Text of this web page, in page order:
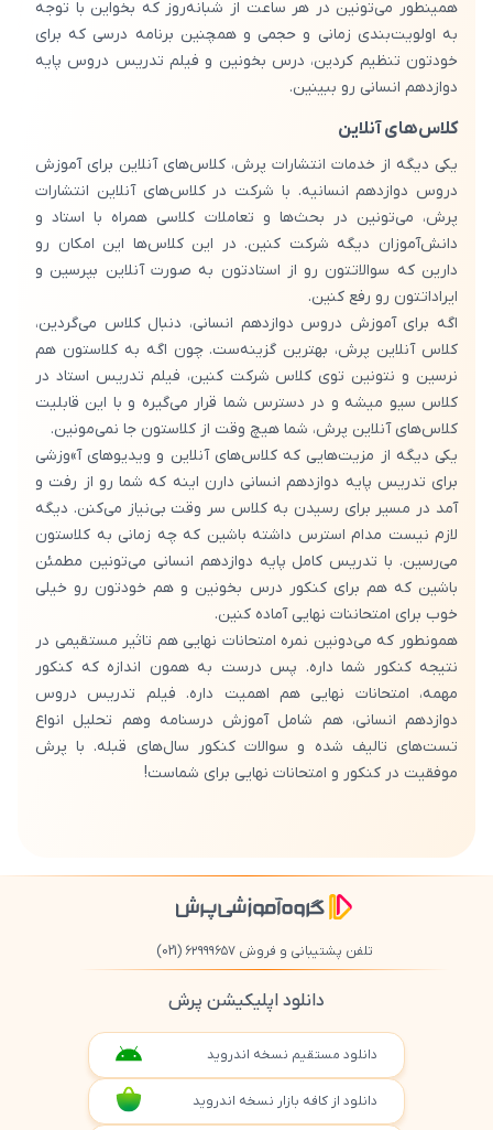
همینطور می‌تونین در هر ساعت از شبانه‌روز که بخواین با توجه
به اولویت‌بندی زمانی و حجمی و همچنین برنامه درسی که برای
خودتون تنظیم کردین، درس بخونین و فیلم تدریس دروس پایه
دوازدهم انسانی رو ببینین.
کلاس‌های آنلاین
یکی دیگه از خدمات انتشارات پرش، کلاس‌های آنلاین برای آموزش
دروس دوازدهم انسانیه. با شرکت در کلاس‌های آنلاین انتشارات
پرش، می‌تونین در بحث‌ها و تعاملات کلاسی همراه با استاد و
دانش‌آموزان دیگه شرکت کنین. در این کلاس‌ها این امکان رو
دارین که سوالاتتون رو از استادتون به صورت آنلاین بپرسین و
ایراداتتون رو رفع کنین.
اگه برای آموزش دروس دوازدهم انسانی، دنبال کلاس می‌گردین،
کلاس آنلاین پرش، بهترین گزینه‌ست. چون اگه به کلاستون هم
نرسین و نتونین توی کلاس شرکت کنین، فیلم تدریس استاد در
کلاس سیو میشه و در دسترس شما قرار می‌گیره و با این قابلیت
کلاس‌های آنلاین پرش، شما هیچ وقت از کلاستون جا نمی‌مونین.
یکی دیگه از مزیت‌هایی که کلاس‌های آنلاین و ویدیوهای آ»وزشی
برای تدریس پایه دوازدهم انسانی دارن اینه که شما رو از رفت و
آمد در مسیر برای رسیدن به کلاس سر وقت بی‌نیاز می‌کنن. دیگه
لازم نیست مدام استرس داشته باشین که چه زمانی به کلاستون
می‌رسین. با تدریس کامل پایه دوازدهم انسانی می‌تونین مطمئن
باشین که هم برای کنکور درس بخونین و هم خودتون رو خیلی
خوب برای امتحاننات نهایی آماده کنین.
همونطور که می‌دونین نمره امتحانات نهایی هم تاثیر مستقیمی در
نتیجه کنکور شما داره. پس درست به همون اندازه که کنکور
مهمه، امتحانات نهایی هم اهمیت داره. فیلم تدریس دروس
دوازدهم انسانی، هم شامل آموزش درسنامه وهم تحلیل انواع
تست‌های تالیف شده و سوالات کنکور سال‌های قبله. با پرش
موفقیت در کنکور و امتحانات نهایی برای شماست!
تلفن پشتیبانی و فروش ۶۲۹۹۹۶۵۷ (021)
دانلود اپلیکیشن پرش
دانلود مستقیم نسخه اندروید
دانلود از کافه بازار نسخه اندروید